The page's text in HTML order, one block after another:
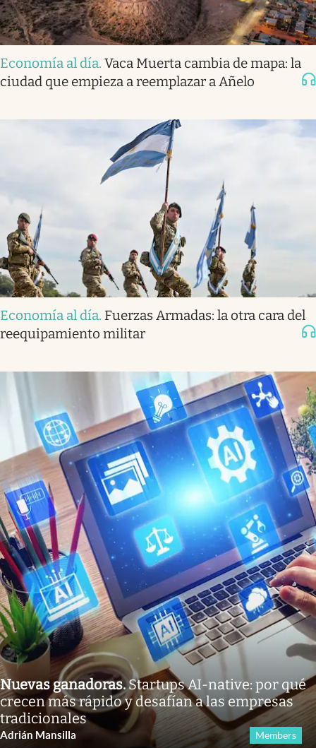
Economía al día. Vaca Muerta cambia de mapa: la
ciudad que empieza a reemplazar a Añelo
Economía al día. Fuerzas Armadas: la otra cara del
reequipamiento militar
Nuevas ganadoras.Startups AI-native: por qué
crecen más rápido y desafían a las empresas
tradicionales
Adrián Mansilla Members